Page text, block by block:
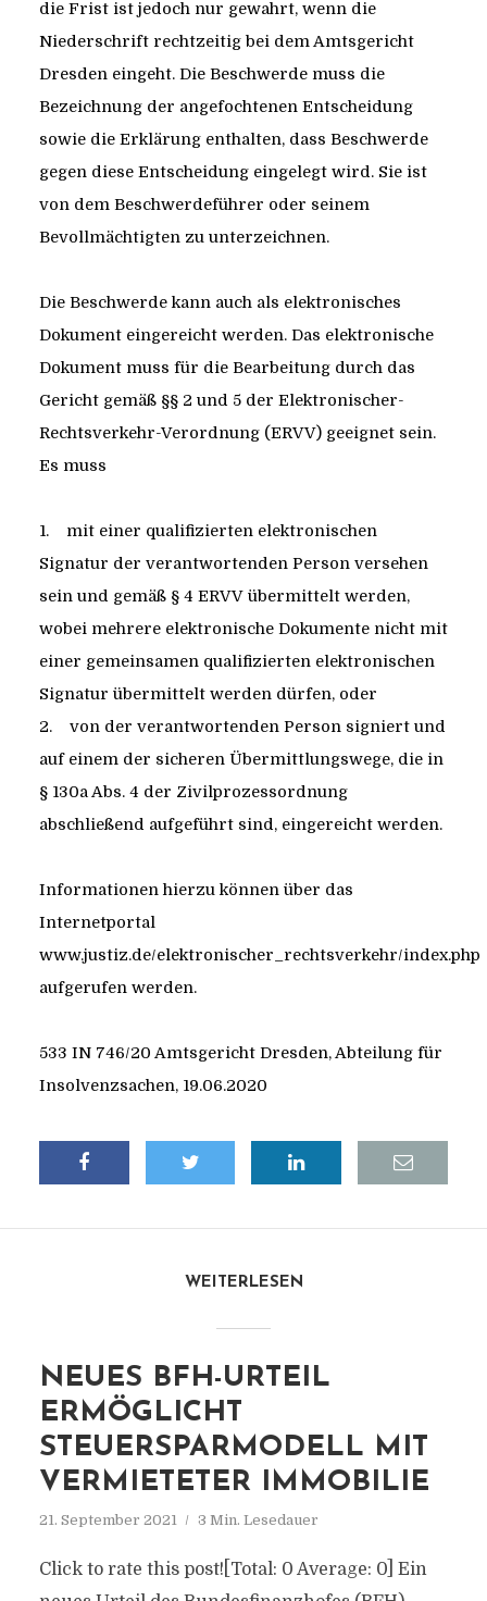
die Frist ist jedoch nur gewahrt, wenn die
Niederschrift rechtzeitig bei dem Amtsgericht
Dresden eingeht. Die Beschwerde muss die
Bezeichnung der angefochtenen Entscheidung
sowie die Erklärung enthalten, dass Beschwerde
gegen diese Entscheidung eingelegt wird. Sie ist
von dem Beschwerdeführer oder seinem
Bevollmächtigten zu unterzeichnen.
Die Beschwerde kann auch als elektronisches
Dokument eingereicht werden. Das elektronische
Dokument muss für die Bearbeitung durch das
Gericht gemäß §§ 2 und 5 der Elektronischer-
Rechtsverkehr-Verordnung (ERVV) geeignet sein.
Es muss
1. mit einer qualifizierten elektronischen
Signatur der verantwortenden Person versehen
sein und gemäß § 4 ERVV übermittelt werden,
wobei mehrere elektronische Dokumente nicht mit
einer gemeinsamen qualifizierten elektronischen
Signatur übermittelt werden dürfen, oder
2. von der verantwortenden Person signiert und
auf einem der sicheren Übermittlungswege, die in
§ 130a Abs. 4 der Zivilprozessordnung
abschließend aufgeführt sind, eingereicht werden.
Informationen hierzu können über das
Internetportal
www.justiz.de/elektronischer_rechtsverkehr/index.php
aufgerufen werden.
533 IN 746/20 Amtsgericht Dresden, Abteilung für
Insolvenzsachen, 19.06.2020
WEITERLESEN
NEUES BFH-URTEIL
ERMÖGLICHT
STEUERSPARMODELL MIT
VERMIETETER IMMOBILIE
21. September 2021 3 Min. Lesedauer
Click to rate this post![Total: 0 Average: 0] Ein